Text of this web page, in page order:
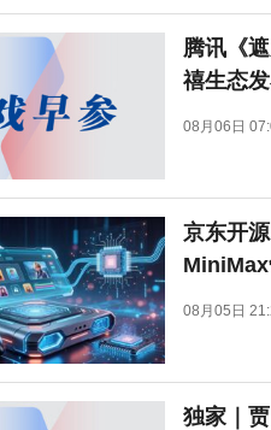
腾讯《
禧生态
08月06日
京东开
08月05日
独家｜